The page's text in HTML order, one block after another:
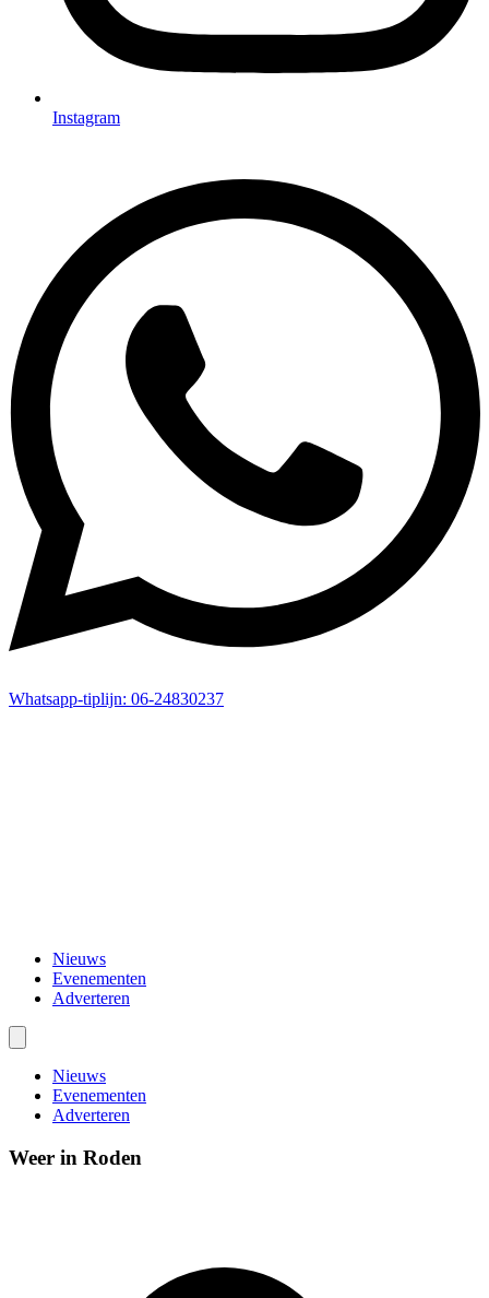
Instagram
Whatsapp-tiplijn: 06-24830237
Nieuws
Evenementen
Adverteren
Nieuws
Evenementen
Adverteren
Weer in Roden